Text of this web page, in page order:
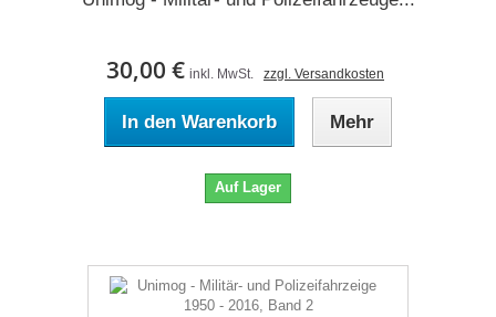
30,00 € inkl. MwSt. zzgl. Versandkosten
In den Warenkorb Mehr
Auf Lager